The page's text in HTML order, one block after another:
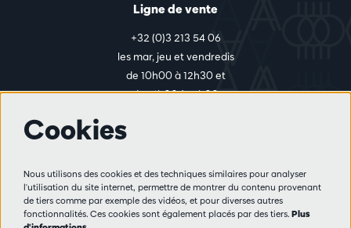
Ligne de vente
+32 (0)3 213 54 06
les mar, jeu et vendredis
de 10h00 à 12h30 et
de 14h00 à 17h00
Règlement des visiteurs
Vie privée
Cookies
Nous utilisons des cookies et des techniques similaires pour analyser
l'utilisation du site internet, permettre de montrer du contenu provenant
de tiers comme par exemple des vidéos, et pour diverses autres
fonctionnalités. Ces cookies sont également placés par des tiers. Plus